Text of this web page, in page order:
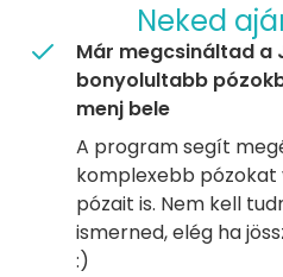
Neked
Már megcsináltad a
bonyolultabb
menj bele
A program segít
komplexebb pózokat
pózait is. Nem kell
ismerned, elég ha
:)